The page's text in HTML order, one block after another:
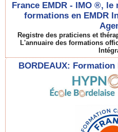
France EMDR - IMO ®,
formations en EMDR
Registre des praticiens et
L'annuaire des formations
BORDEAUX: